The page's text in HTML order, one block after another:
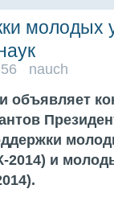
молодых
nauch
объявляет
2014) и